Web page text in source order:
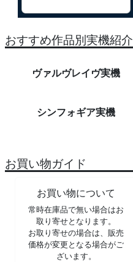
おすすめ作品別実機紹介
ヴァルヴレイヴ実機
シンフォギア実機
お買い物ガイド
お買い物について
常時在庫品で無い場合はお
取り寄せとなります。
お取り寄せの場合は、販売
価格が変更となる場合がご
ざいます。